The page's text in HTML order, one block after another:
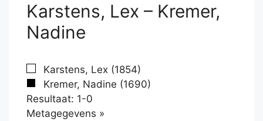
Karstens, Lex – Kremer,
Nadine
Karstens, Lex (1854)
Kremer, Nadine (1690)
Resultaat: 1-0
Metagegevens »